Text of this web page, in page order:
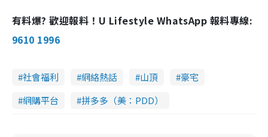
有料爆? 歡迎報料！U Lifestyle WhatsApp 報料專線:
9610 1996
社會福利 網絡熱話 山頂
豪宅
網購平台
拼多多（美：PDD）